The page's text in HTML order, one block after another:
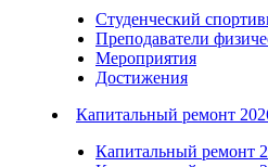
Студенческий
Преподаватели
Мероприятия
Достижения
Капитальный ремонт
Капитальный ремонт